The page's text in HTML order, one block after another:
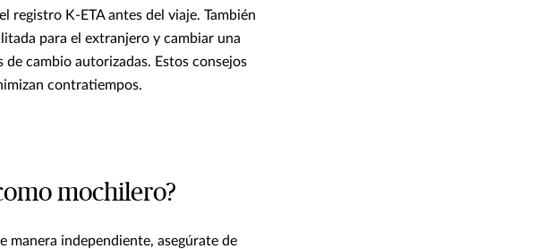
registro K-ETA antes del viaje. También
para el extranjero y cambiar una
cambio autorizadas. Estos consejos
contratiempos.
mochilero?
manera independiente, asegúrate de